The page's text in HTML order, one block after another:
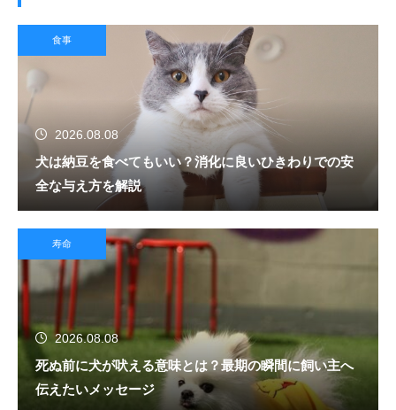
食事
2026.08.08
犬は納豆を食べてもいい？消化に良いひきわりでの安
全な与え方を解説
寿命
2026.08.08
死ぬ前に犬が吠える意味とは？最期の瞬間に飼い主へ
伝えたいメッセージ